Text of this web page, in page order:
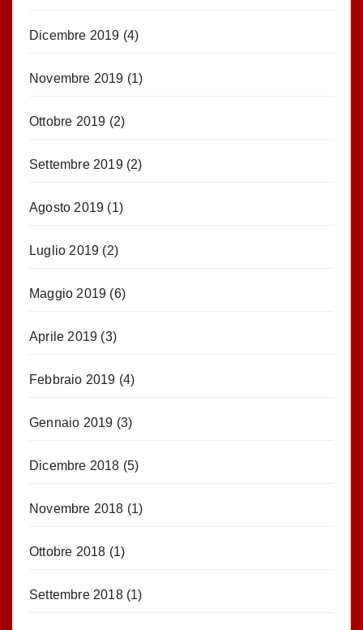
Dicembre 2019 (4)
Novembre 2019 (1)
Ottobre 2019 (2)
Settembre 2019(2)
Agosto 2019 (1)
Luglio 2019 (2)
Maggio 2019 (6)
Aprile 2019 (3)
Febbraio 2019 (4)
Gennaio 2019 (3)
Dicembre 2018 (5)
Novembre 2018 (1)
Ottobre 2018 (1)
Settembre 2018(1)